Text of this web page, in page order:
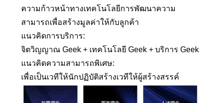
ความก้าวหน้าทางเทคโนโลยีการพัฒนาความ
สามารถเพื่อสร้างมูลค่าให้กับลูกค้า
แนวคิดการบริการ:
จิตวิญญาณ Geek + เทคโนโลยี Geek + บริการ Geek
แนวคิดความสามารถพิเศษ:
เพื่อเป็นเวทีให้นักปฏิบัติสร้างเวทีให้ผู้สร้างสรรค์